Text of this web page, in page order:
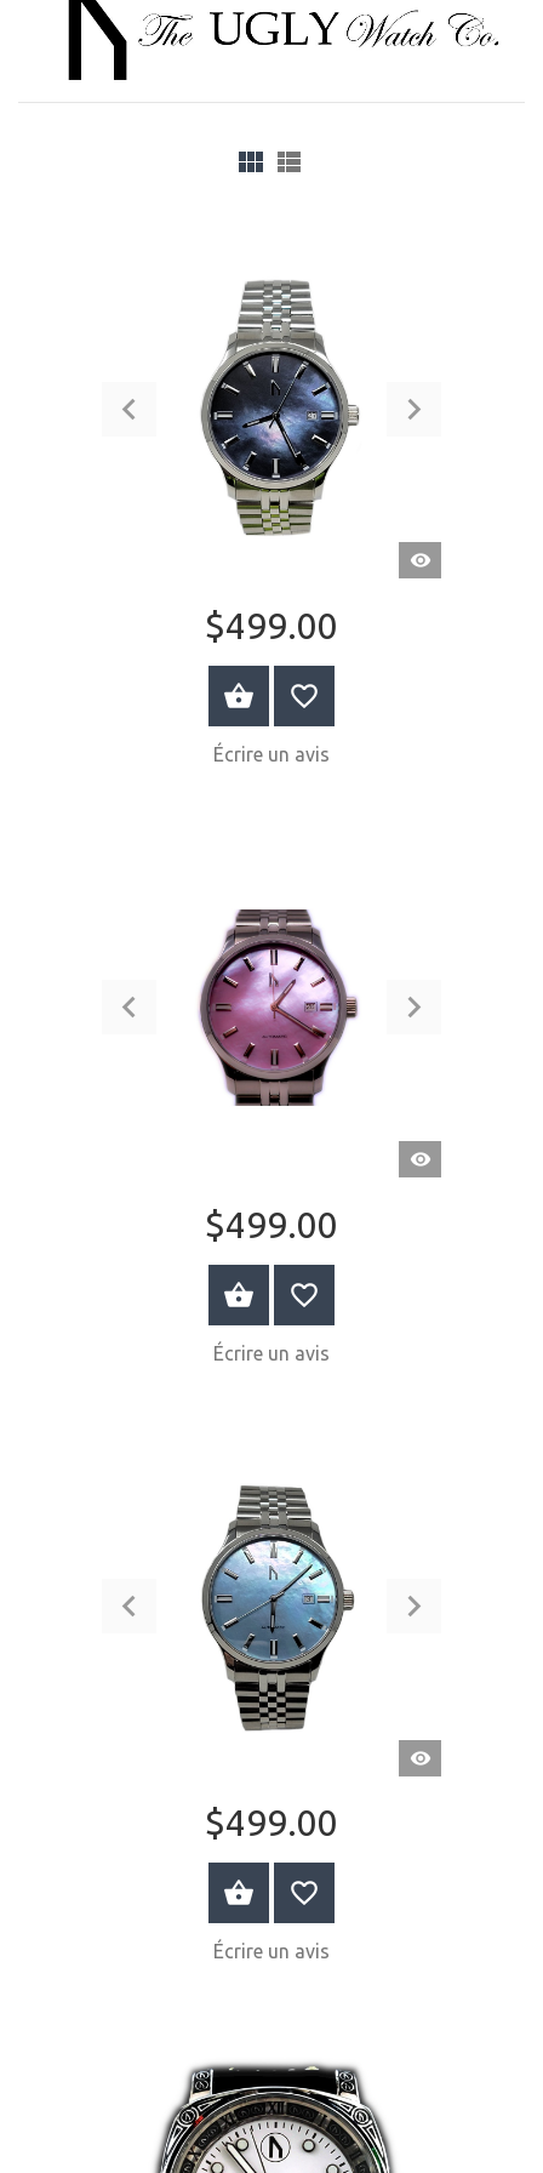
APERÇU
RAPIDE
$499.00
ACHETER MAINTENANT
Écrire un avis
APERÇU
RAPIDE
$499.00
ACHETER MAINTENANT
Écrire un avis
APERÇU
RAPIDE
$499.00
ACHETER MAINTENANT
Écrire un avis